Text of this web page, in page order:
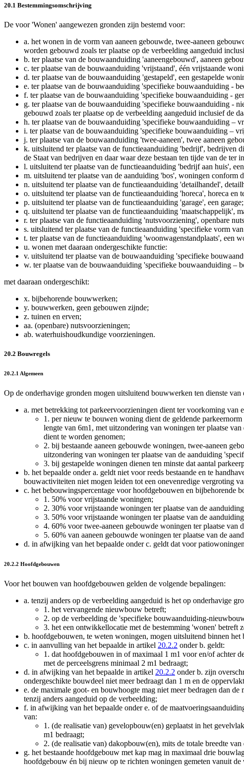
20.1 Bestemmingsomschrijving
De voor 'Wonen' aangewezen gronden zijn bestemd voor:
a. het wonen in de vorm van aaneen gebouwde, twee-aaneen
worden gebouwd zoals ter plaatse op de verbeelding aangeduid
b. ter plaatse van de bouwaanduiding 'aaneengebouwd', aaneen
c. ter plaatse van de bouwaanduiding 'vrijstaand', één vrijstaande
d. ter plaatse van de bouwaanduiding 'gestapeld', een gestapelde
e. ter plaatse van de bouwaanduiding 'specifieke bouwaanduiding -
f. ter plaatse van de bouwaanduiding 'specifieke bouwaanduiding -
g. ter plaatse van de bouwaanduiding 'specifieke bouwaanduiding -
gebouwd zoals ter plaatse op de verbeelding aangeduid inclusief de
h. ter plaatse van de bouwaanduiding 'specifieke bouwaanduiding –
i. ter plaatse van de bouwaanduiding 'specifieke bouwaanduiding –
j. ter plaatse van de bouwaanduiding 'twee-aaneen', twee aaneen
k. uitsluitend ter plaatse van de functieaanduiding 'bedrijf', bedrijven
de Staat van bedrijven en daar waar deze bestaan ten tijde van de
l. uitsluitend ter plaatse van de functieaanduiding 'bedrijf aan huis',
m. uitsluitend ter plaatse van de aanduiding 'bos', woningen conform
n. uitsluitend ter plaatse van de functieaanduiding 'detailhandel',
o. uitsluitend ter plaatse van de functieaanduiding 'horeca', horeca en
p. uitsluitend ter plaatse van de functieaanduiding 'garage', een garage;
q. uitsluitend ter plaatse van de functieaanduiding 'maatschappelijk',
r. ter plaatse van de functieaanduiding 'nutsvoorziening', openbare
s. uitsluitend ter plaatse van de functieaanduiding 'specifieke vorm
t. ter plaatse van de functieaanduiding 'woonwagenstandplaats', een
u. wonen met daaraan ondergeschikte functie:
v. uitsluitend ter plaatse van de bouwaanduiding 'specifieke
w. ter plaatse van de bouwaanduiding 'specifieke bouwaanduiding
met daaraan ondergeschikt:
x. bijbehorende bouwwerken;
y. bouwwerken, geen gebouwen zijnde;
z. tuinen en erven;
aa. (openbare) nutsvoorzieningen;
ab. waterhuishoudkundige voorzieningen.
20.2 Bouwregels
20.2.1 Algemeen
Op de onderhavige gronden mogen uitsluitend bouwwerken ten dienste van
a. met betrekking tot parkeervoorzieningen dient ter voorkoming van
1. per nieuw te bouwen woning dient de geldende
lengte van 6m1 , met uitzondering van woningen ter plaatse
dient te worden genomen;
2. bij bestaande aaneen gebouwde woningen, twee-aaneen
uitzondering van woningen ter plaatse van de aanduiding
3. bij gestapelde woningen dienen ten minste dat aantal
b. het bepaalde onder a. geldt niet voor reeds bestaande en te
bouwactiviteiten niet mogen leiden tot een onevenredige vergroting
c. het bebouwingspercentage voor hoofdgebouwen en bijbehorende
1. 50% voor vrijstaande woningen;
2. 30% voor vrijstaande woningen ter plaatse van de
3. 50% voor vrijstaande woningen ter plaatse van de
4. 60% voor twee-aaneen gebouwde woningen ter plaatse
5. 60% van aaneen gebouwde woningen ter plaatse van de
d. in afwijking van het bepaalde onder c. geldt dat voor
20.2.2 Hoofdgebouwen
Voor het bouwen van hoofdgebouwen gelden de volgende bepalingen:
a. tenzij anders op de verbeelding aangeduid is het op onderhavige
1. het vervangende nieuwbouw betreft;
2. op de verbeelding de 'specifieke bouwaanduiding-
3. het een ontwikkellocatie met de bestemming 'wonen' betreft
b. hoofdgebouwen, te weten woningen, mogen uitsluitend binnen
c. in aanvulling van het bepaalde in artikel 20.2.2 onder b. geldt:
1. dat hoofdgebouwen in of maximaal 1 m1 voor en/of achter
met de perceelsgrens minimaal 2 m1 bedraagt;
d. in afwijking van het bepaalde in artikel 20.2.2 onder b. zijn
ondergeschikte bouwdeel niet meer bedraagt dan 1 m en de
e. de maximale goot- en bouwhoogte mag niet meer bedragen dan
tenzij anders aangeduid op de verbeelding;
f. in afwijking van het bepaalde onder e. of de
van:
1. (de realisatie van) gevelopbouw(en) geplaatst in het
m1 bedraagt;
2. (de realisatie van) dakopbouw(en), mits de totale breedte
g. het bestaande hoofdgebouw met kap mag in maximaal drie
hoofdgebouw én bij nieuw op te richten woningen gemeten vanuit